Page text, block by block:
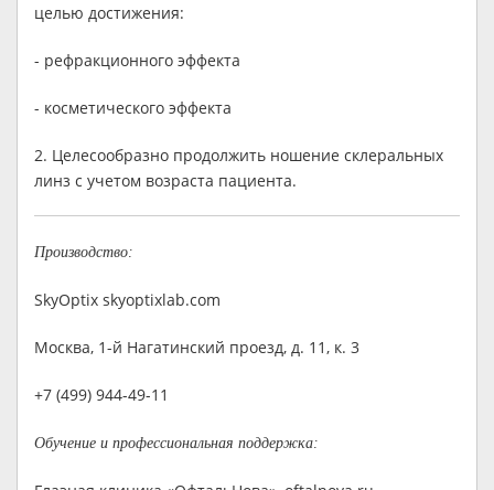
целью достижения:
- рефракционного эффекта
- косметического эффекта
2. Целесообразно продолжить ношение склеральных
линз с учетом возраста пациента.
Производство:
SkyOptix skyoptixlab.com
Москва, 1-й Нагатинский проезд, д. 11, к. 3
+7 (499) 944-49-11
Обучение и профессиональная поддержка: